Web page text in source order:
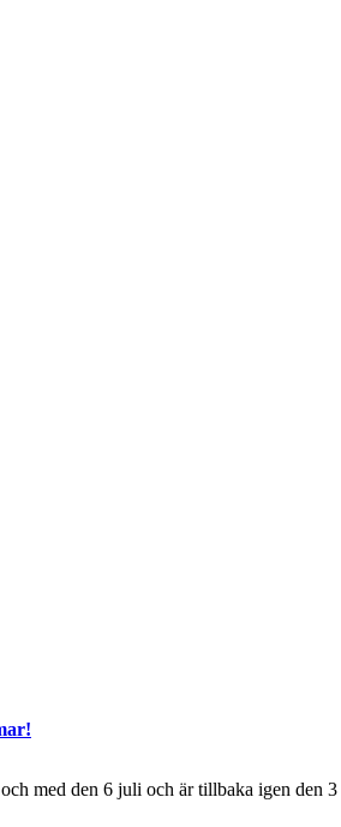
med den 6 juli och är tillbaka igen den